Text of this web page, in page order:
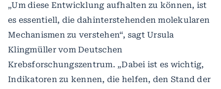
„Um diese Entwicklung aufhalten zu können, ist
es essentiell, die dahinterstehenden molekularen
Mechanismen zu verstehen“, sagt Ursula
Klingmüller vom Deutschen
Krebsforschungszentrum. „Dabei ist es wichtig,
Indikatoren zu kennen, die helfen, den Stand der